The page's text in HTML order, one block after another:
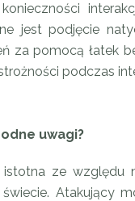
jest podjęcie
za pomocą łatek
podczas
uwagi?
ze względu
Atakujący